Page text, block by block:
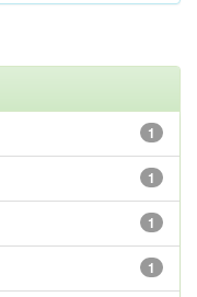
1
1
1
1